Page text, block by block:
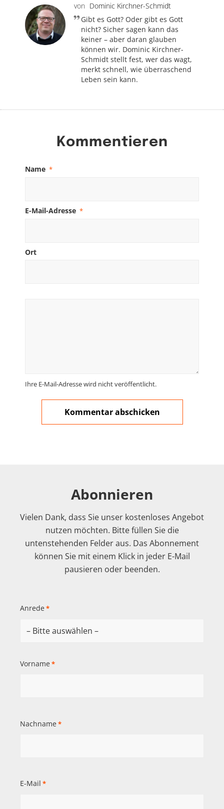
von Dominic Kirchner-Schmidt
Gibt es Gott? Oder gibt es Gott
nicht? Sicher sagen kann das
keiner – aber daran glauben
können wir. Dominic Kirchner-
Schmidt stellt fest, wer das wagt,
merkt schnell, wie überraschend
Leben sein kann.
Kommentieren
Name *
E-Mail-Adresse *
Ort
Ihre E-Mail-Adresse wird nicht veröffentlicht.
Abonnieren
Vielen Dank, dass Sie unser kostenloses Angebot
nutzen möchten. Bitte füllen Sie die
untenstehenden Felder aus. Das Abonnement
können Sie mit einem Klick in jeder E-Mail
pausieren oder beenden.
Anrede *
Vorname *
Nachname *
E-Mail *